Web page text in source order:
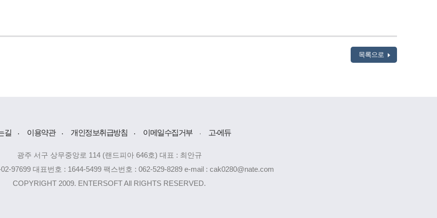
목록으로
길 이용약관 개인정보취급방침 이메일수집거부 고-에듀
광주 서구 상무중앙로 114 (랜드피아 646호) 대표 : 최안규
97699 대표번호 : 1644-5499 팩스번호 : 062-529-8289 e-mail : cak0280@nate.com
COPYRIGHT 2009. ENTERSOFT All RIGHTS RESERVED.